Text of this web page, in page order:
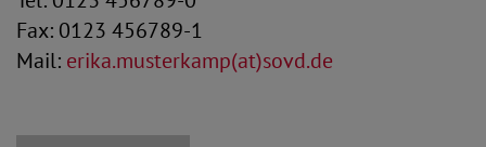
Fax: 0123 456789-1
Mail: erika.musterkamp(at)sovd.de